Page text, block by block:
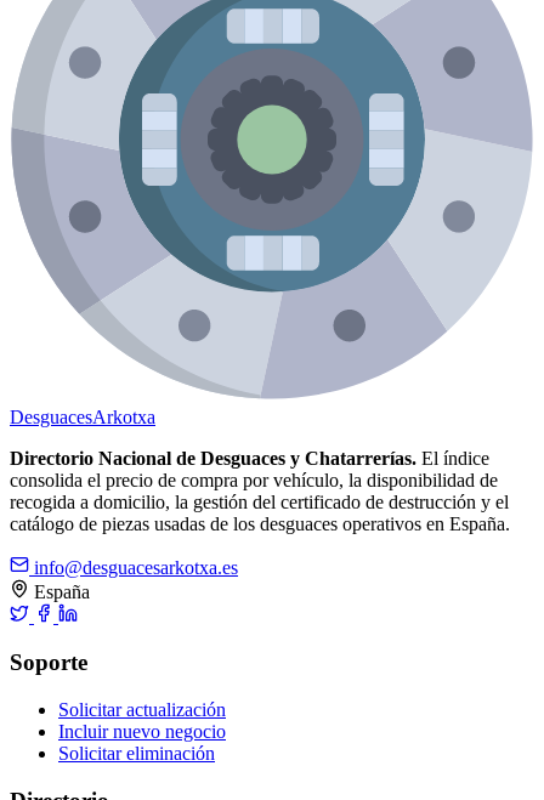
DesguacesArkotxa
Directorio Nacional de Desguaces y Chatarrerías. El índice
consolida el precio de compra por vehículo, la disponibilidad de
recogida a domicilio, la gestión del certificado de destrucción y el
catálogo de piezas usadas de los desguaces operativos en España.
info@desguacesarkotxa.es
España
Soporte
Solicitar actualización
Incluir nuevo negocio
Solicitar eliminación